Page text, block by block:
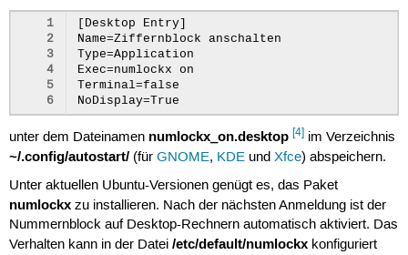
1
2
3
4
5
6
[Desktop Entry]
Name=Ziffernblock anschalten
Type=Application
Exec=numlockx on
Terminal=false
unter dem Dateinamen numlockx_on.desktop [4]im Verzeichnis
~/.config/autostart/(für GNOME, KDEund Xfce) abspeichern.
Unter aktuellen Ubuntu-Versionen genügt es, das Paket
numlockxzu installieren. Nach der nächsten Anmeldung ist der
Nummernblock auf Desktop-Rechnern automatisch aktiviert. Das
Verhalten kann in der Datei /etc/default/numlockxkonfiguriert